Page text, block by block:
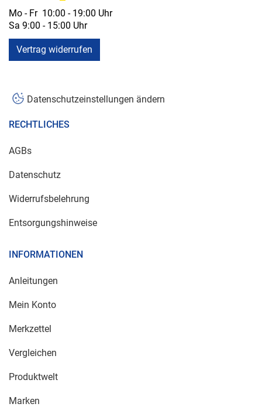
Mo - Fr 10:00 - 19:00 Uhr
Sa 9:00 - 15:00 Uhr
Vertrag widerrufen
Datenschutzeinstellungen ändern
RECHTLICHES
AGBs
Datenschutz
Widerrufsbelehrung
Entsorgungshinweise
INFORMATIONEN
Anleitungen
Mein Konto
Merkzettel
Vergleichen
Produktwelt
Marken